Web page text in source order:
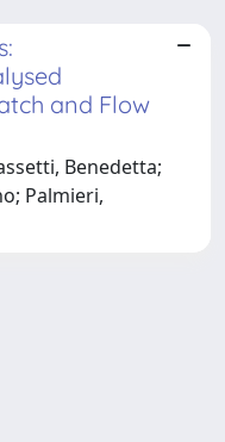
and Flow
Benedetta;
Palmieri,